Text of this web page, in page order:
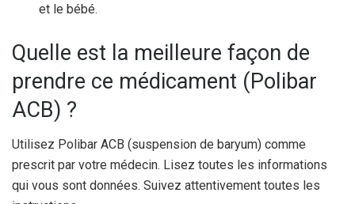
et le bébé.
Quelle est la meilleure façon de
prendre ce médicament (Polibar
ACB) ?
Utilisez Polibar ACB (suspension de baryum) comme
prescrit par votre médecin. Lisez toutes les informations
qui vous sont données. Suivez attentivement toutes les